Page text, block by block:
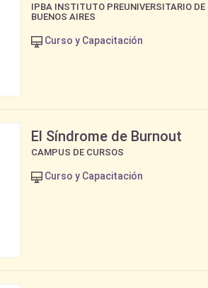
IPBA INSTITUTO PREUNIVERSITARIO DE
BUENOS AIRES
Curso y Capacitación
El Síndrome de Burnout
CAMPUS DE CURSOS
Curso y Capacitación